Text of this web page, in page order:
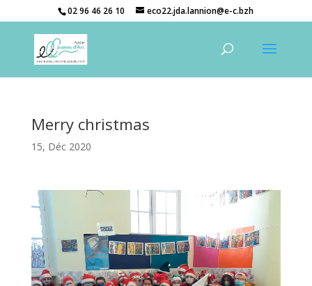
02 96 46 26 10 eco22.jda.lannion@e-c.bzh
Merry christmas
15, Déc 2020
Lecteur
vidéo